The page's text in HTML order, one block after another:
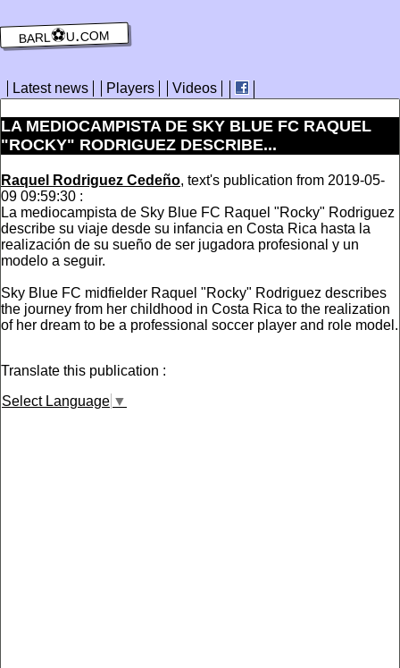
barl⚽️u.com
Latest news Players Videos
LA MEDIOCAMPISTA DE SKY BLUE FC RAQUEL
"ROCKY" RODRIGUEZ DESCRIBE...
Raquel Rodriguez Cedeño, text's publication from 2019-05-
09 09:59:30 :
La mediocampista de Sky Blue FC Raquel "Rocky" Rodriguez
describe su viaje desde su infancia en Costa Rica hasta la
realización de su sueño de ser jugadora profesional y un
modelo a seguir.
Sky Blue FC midfielder Raquel "Rocky" Rodriguez describes
the journey from her childhood in Costa Rica to the realization
of her dream to be a professional soccer player and role model.
Translate this publication :
Select Language ▼